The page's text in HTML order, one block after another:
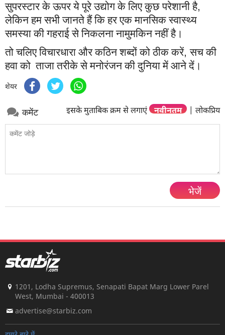
सुपरस्टार के ऊपर ये पूरे उद्योग के लिए कुछ परेशानी है,
लेकिन हम सभी जानते हैं कि हर एक मानसिक स्वास्थ्य
समस्या की गहराई से निकलना नामुमकिन नहीं है।
तो चलिए विचारधारा और कठिन शब्दों को ठीक करें,सच की
हवा को ताजा तरीके से मनोरंजन की दुनिया में आने दें।
शेयर
कमेंट इसके मुताबिक क्रम से लगाएं नवीनतम | लोकप्रिय
भेजें
1201, Lodha Supremus, Senapati Bapat Marg Lower Parel
West, Mumbai - 400013
advertise@starbiz.com